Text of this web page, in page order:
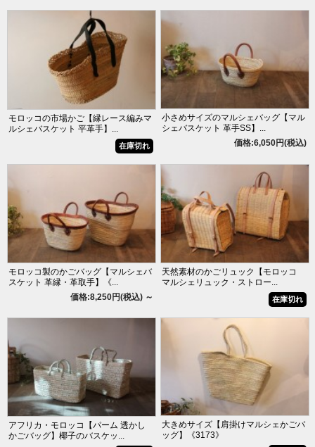
モロッコの市場かご【縁レース編みマ
ルシェバスケット 平革手】...
在庫切れ
小さめサイズのマルシェバッグ【マル
シェバスケット 革手SS】...
価格:6,050円(税込)
モロッコ製のかごバッグ【マルシェバ
スケット 革縁・革取手】《...
価格:8,250円(税込) ～
天然素材のかごリュック【モロッコ
マルシェリュック・ストロー...
在庫切れ
アフリカ・モロッコ【パーム 透かし
かごバッグ】椰子のバスケッ...
大きめサイズ【肩掛けマルシェかごバ
ッグ】《3173》